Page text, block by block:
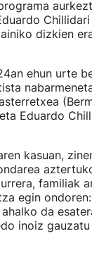
dizkien
ehun urte
Eduardo
kasuan,
familiak
egin ondoren:
da
inoiz